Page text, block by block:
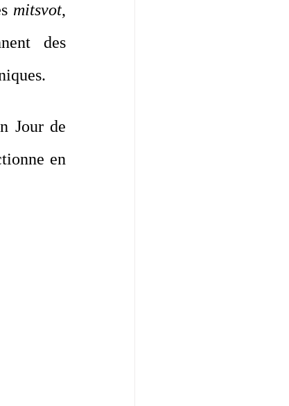
mitsvot,
des
Jour de
en